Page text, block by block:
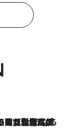
く？《エネルギー専門家に聞く“どうなる日本の暮らし”》